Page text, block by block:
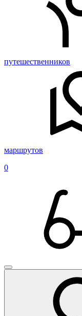
путешественников
маршрутов
0